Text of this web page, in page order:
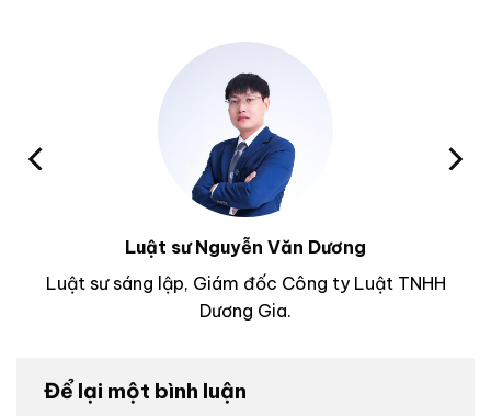
Luật sư Nguyễn Văn Dương
Luật sư sáng lập, Giám đốc Công ty Luật TNHH
Dương Gia.
Để lại một bình luận